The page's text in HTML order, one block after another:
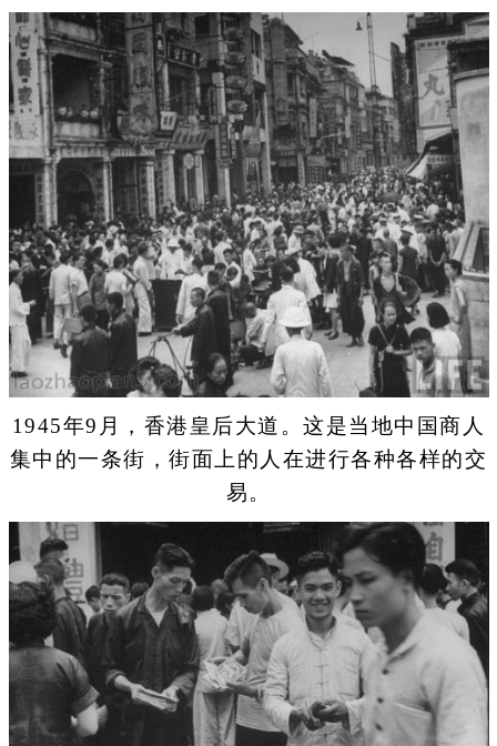
1945年9月，香港皇后大道。这是当地中国商人
集中的一条街，街面上的人在进行各种各样的交
易。